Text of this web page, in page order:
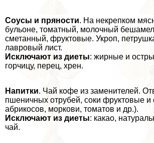
Соусы и пряности. На некрепком
бульоне, томатный, молочный
сметанный, фруктовые. Укроп,
лавровый лист.
Исключают из диеты: жирные и
горчицу, перец, хрен.
Напитки. Чай кофе из заменителей.
пшеничных отрубей, соки фруктовые
абрикосов, моркови, томатов и др.).
Исключают из диеты: какао,
чай.